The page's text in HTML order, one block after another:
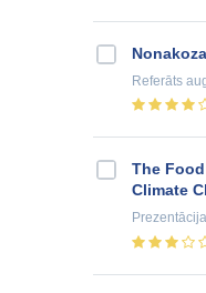
Referāts
The
Climate
Prezentācija